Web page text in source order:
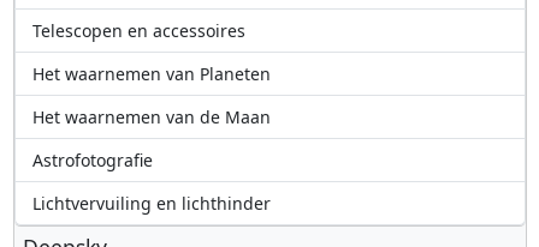
Telescopen en accessoires
Het waarnemen van Planeten
Het waarnemen van de Maan
Astrofotografie
Lichtvervuiling en lichthinder